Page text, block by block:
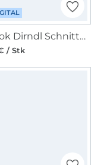
E-Book Dirndl Schnitte Damen Pfoadkleid oder Bluse
/ Stk